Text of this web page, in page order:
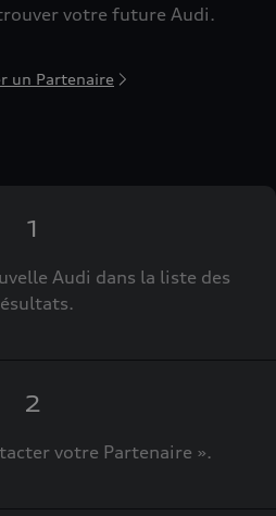
votre future Audi.
un Partenaire
1
Audi dans la liste des
2
votre Partenaire ».